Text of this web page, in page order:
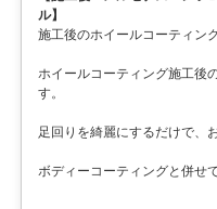
ル】
施工後のホイールコーティン
ホイールコーティング施工後
す。
足回りを綺麗にするだけで、
ボディーコーティングと併せ